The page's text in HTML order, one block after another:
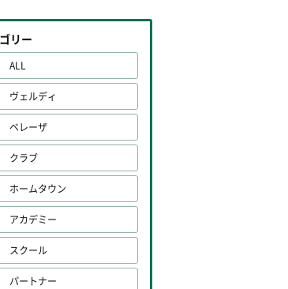
リー
ALL
ヴェルディ
ベレーザ
クラブ
ホームタウン
アカデミー
スクール
パートナー